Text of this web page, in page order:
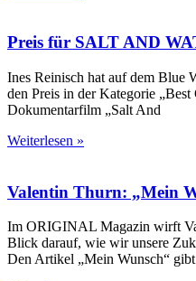
Preis für SALT AND
Ines Reinisch hat auf dem Blue
den Preis in der Kategorie
Dokumentarfilm „Salt And
Weiterlesen »
Valentin Thurn: „Mein
Im ORIGINAL Magazin wirft
Blick darauf, wie wir unsere
Den Artikel „Mein Wunsch“ gibt